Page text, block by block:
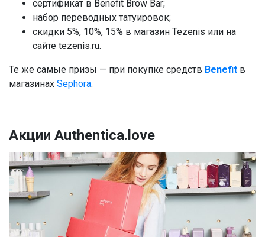
сертификат в Benefit Brow Bar;
набор переводных татуировок;
скидки 5%, 10%, 15% в магазин Tezenis или на
сайте tezenis.ru.
Те же самые призы — при покупке средств Benefit в
магазинах Sephora.
Акции Authentica.love